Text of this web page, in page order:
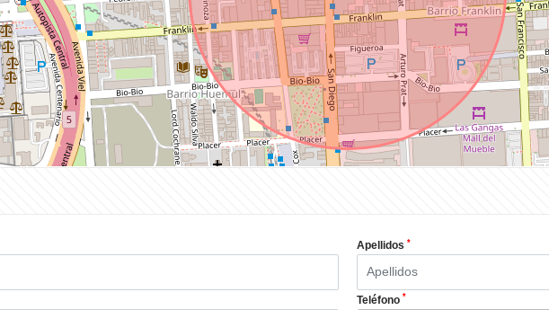
Apellidos *
Teléfono *